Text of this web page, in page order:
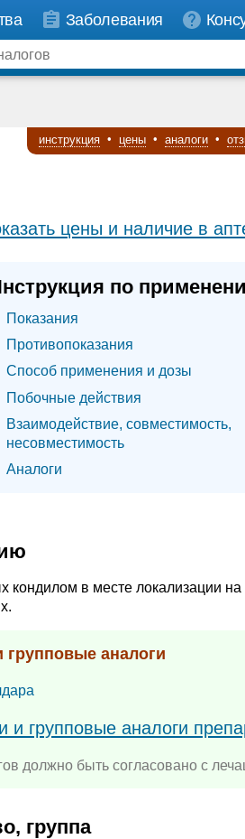
Заболевания
инструкция • цены • аналоги •
цены и наличие в
по
Показания
Противопоказания
Способ применения и дозы
Побочные действия
Взаимодействие, совместимость,
несовместимость
Аналоги
кондилом в месте локализации
аналоги
и групповые аналоги
должно быть согласовано с
группа